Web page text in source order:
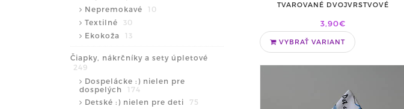
Nepremokavé
10
Textilné
30
Ekokoža
13
Čiapky, nákrčníky a sety úpletové
249
Dospelácke :) nielen pre
dospelých
174
Detské :) nielen pre deti
75
TVAROVANÉ DVOJVRSTVOVÉ
3,90€
VYBRAŤ VARIANT